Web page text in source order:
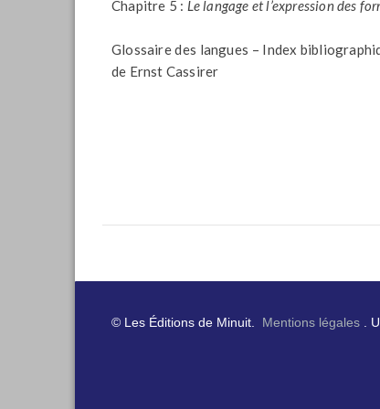
Chapitre 5 : Le langage et l’expression des
Glossaire des langues – Index
de Ernst Cassirer
© Les Éditions de Minuit. Mentions légales .